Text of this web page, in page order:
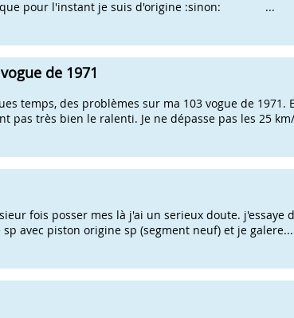
pour l'instant je suis d'origine :sinon: ...
de 1971
temps, des problèmes sur ma 103 vogue de 1971.
pas très bien le ralenti. Je ne dépasse pas les 25 km/
fois posser mes là j'ai un serieux doute. j'essaye
avec piston origine sp (segment neuf) et je galere...